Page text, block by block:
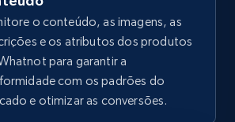
668+ Comece agora
info
o conteúdo, as imagens, as
e os atributos dos produtos
para garantir a
com os padrões do
e otimizar as conversões.